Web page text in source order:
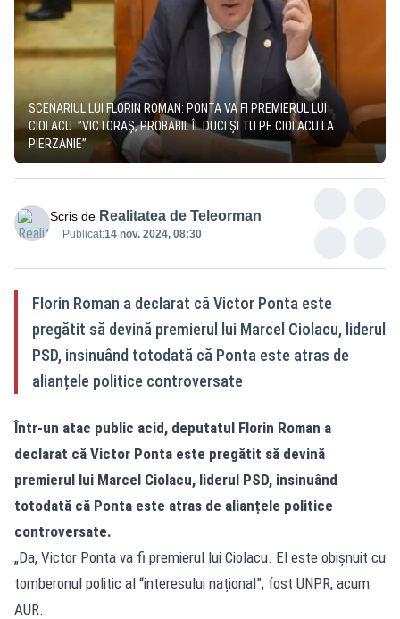
SCENARIUL LUI FLORIN ROMAN: PONTA VA FI PREMIERUL LUI
CIOLACU. ”VICTORAȘ, PROBABIL ÎL DUCI ȘI TU PE CIOLACU LA
PIERZANIE”
Scris de Realitatea de Teleorman
Publicat:14 nov. 2024, 08:30
Florin Roman a declarat că Victor Ponta este
pregătit să devină premierul lui Marcel Ciolacu, liderul
PSD, insinuând totodată că Ponta este atras de
alianțele politice controversate
Într-un atac public acid, deputatul Florin Roman a
declarat că Victor Ponta este pregătit să devină
premierul lui Marcel Ciolacu, liderul PSD, insinuând
totodată că Ponta este atras de alianțele politice
controversate.
„Da, Victor Ponta va fi premierul lui Ciolacu. El este obișnuit cu
tomberonul politic al “interesului național”, fost UNPR, acum
AUR.